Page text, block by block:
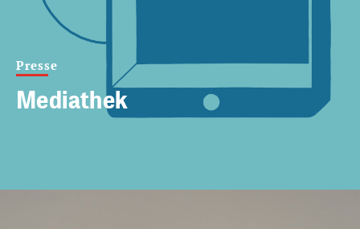
Presse
Mediathek